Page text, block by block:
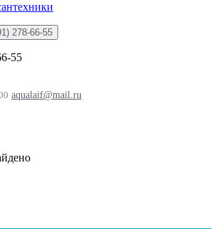
278-66-55
55
aqualaif@mail.ru